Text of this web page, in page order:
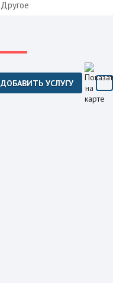
Другое
ДОБАВИТЬ УСЛУГУ